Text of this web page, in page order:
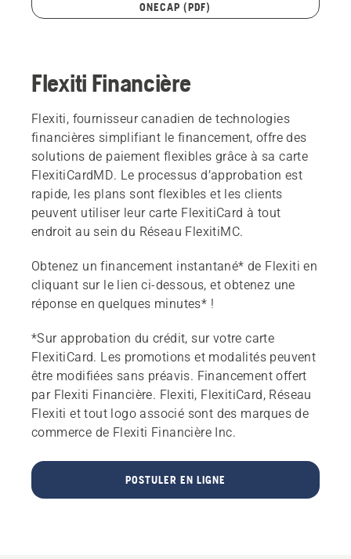
ONECAP (PDF)
Flexiti Financière
Flexiti, fournisseur canadien de technologies
financières simplifiant le financement, offre des
solutions de paiement flexibles grâce à sa carte
FlexitiCardMD. Le processus d’approbation est
rapide, les plans sont flexibles et les clients
peuvent utiliser leur carte FlexitiCard à tout
endroit au sein du Réseau FlexitiMC.
Obtenez un financement instantané* de Flexiti en
cliquant sur le lien ci-dessous, et obtenez une
réponse en quelques minutes* !
*Sur approbation du crédit, sur votre carte
FlexitiCard. Les promotions et modalités peuvent
être modifiées sans préavis. Financement offert
par Flexiti Financière. Flexiti, FlexitiCard, Réseau
Flexiti et tout logo associé sont des marques de
commerce de Flexiti Financière Inc.
POSTULER EN LIGNE